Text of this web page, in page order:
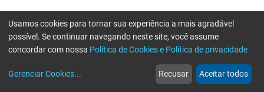
web
Notícias
more_horiz
Mais
Usamos cookies para tornar sua experiência a mais agradável
possível. Se continuar navegando neste site, você assume
concordar com nossa Política de Cookies e Política de privacidade
Gerenciar Cookies... Recusar Aceitar todos
Erro ao enviar informações, por favor tente novamente